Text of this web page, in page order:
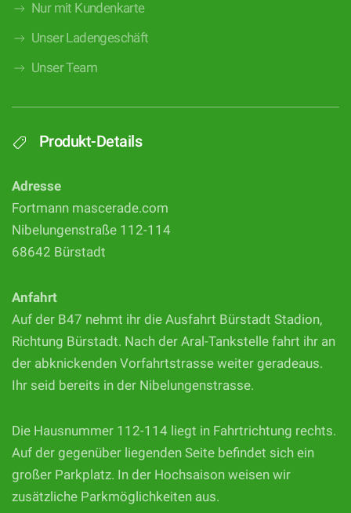
Nur mit Kundenkarte
Unser Ladengeschäft
Unser Team
Produkt-Details
Adresse
Fortmann mascerade.com
Nibelungenstraße 112-114
68642 Bürstadt
Anfahrt
Auf der B47 nehmt ihr die Ausfahrt Bürstadt Stadion,
Richtung Bürstadt. Nach der Aral-Tankstelle fahrt ihr an
der abknickenden Vorfahrtstrasse weiter geradeaus.
Ihr seid bereits in der Nibelungenstrasse.
Die Hausnummer 112-114 liegt in Fahrtrichtung rechts.
Auf der gegenüber liegenden Seite befindet sich ein
großer Parkplatz. In der Hochsaison weisen wir
zusätzliche Parkmöglichkeiten aus.